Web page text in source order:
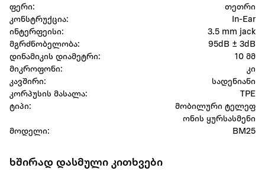
ფერი:
თეთრი
კონსტრუქცია:
In-Ear
ინტერფეისი:
3.5 mm jack
მგრძნობელობა:
95dB ± 3dB
დინამიკის დიამეტრი:
10 მმ
მიკროფონი:
კი
კავშირი:
სადენიანი
კორპუსის მასალა:
TPE
ტიპი:
მობილური ტელეფ
ონის ყურსასმენი
მოდელი:
BM25
ხშირად დასმული კითხვები